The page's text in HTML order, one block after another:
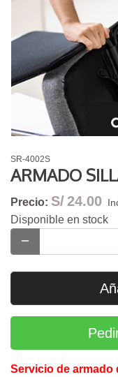
SR-4002S
ARMADO
Precio: S/24.00
Disponible en stock
Servicio de armado